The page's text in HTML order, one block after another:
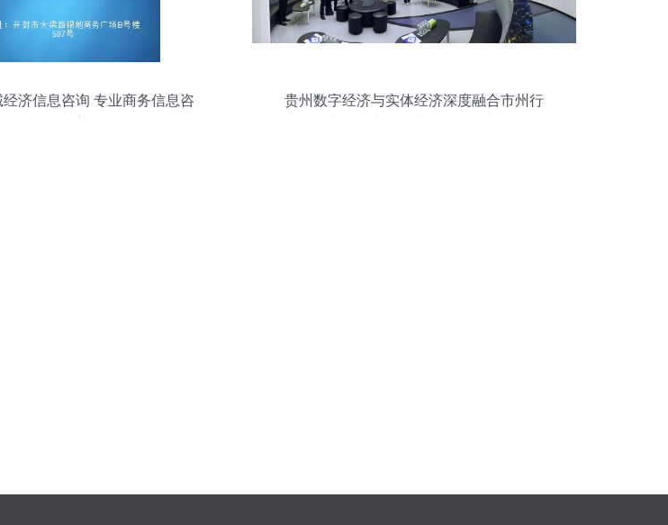
济信息咨询 专业商务信息咨
贵州数字经济与实体经济深度融合市州行